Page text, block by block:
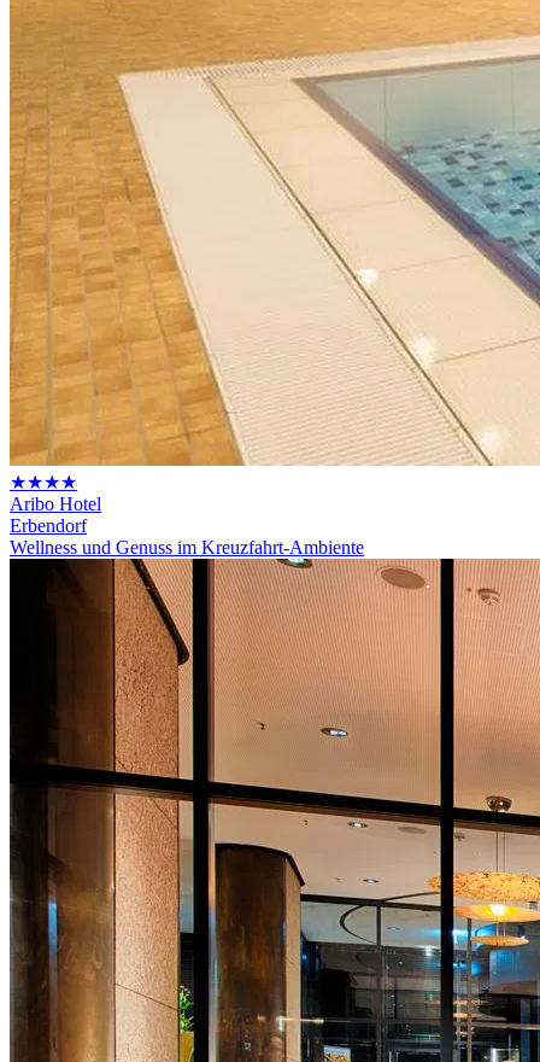
★★★★
Aribo Hotel
Erbendorf
Wellness und Genuss im Kreuzfahrt-Ambiente